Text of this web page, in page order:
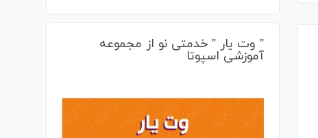
” وت یار ” خدمتی نو از مجموعه
آموزشی اسپوتا